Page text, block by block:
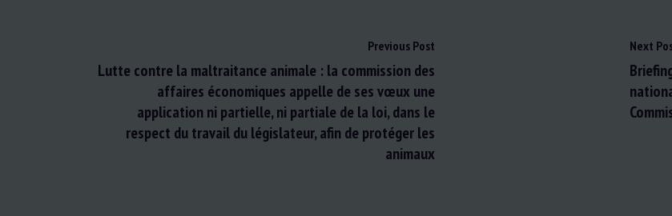
Previous Post
Lutte contre la maltraitance animale : la commission des
affaires économiques appelle de ses vœux une
application ni partielle, ni partiale de la loi, dans le
respect du travail du législateur, afin de protéger les
animaux
Next